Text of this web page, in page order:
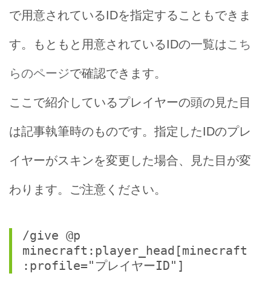
で用意されているIDを指定することもできま
す。もともと用意されているIDの一覧はこち
らのページで確認できます。
ここで紹介しているプレイヤーの頭の見た目
は記事執筆時のものです。指定したIDのプレ
イヤーがスキンを変更した場合、見た目が変
わります。ご注意ください。
/give @p
minecraft:player_head[minecraft
:profile="プレイヤーID"]